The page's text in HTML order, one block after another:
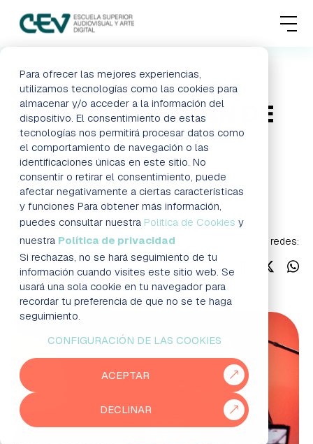
Para ofrecer las mejores experiencias,
utilizamos tecnologías como las cookies para
almacenar y/o acceder a la información del
dispositivo. El consentimiento de estas
tecnologías nos permitirá procesar datos como
el comportamiento de navegación o las
identificaciones únicas en este sitio. No
consentir o retirar el consentimiento, puede
afectar negativamente a ciertas características
y funciones Para obtener más información,
puedes consultar nuestra Política de Cookies y
nuestra Política de privacidad
Si rechazas, no se hará seguimiento de tu
información cuando visites este sitio web. Se
usará una sola cookie en tu navegador para
recordar tu preferencia de que no se te haga
seguimiento.
CONFIGURACIÓN DE LAS COOKIES
ACEPTAR
DECLINAR
MENU
FORMACIONES
ADMISIONES
ACTUALIDAD
ESCUELA
CONTACTO
RESERVAR PLAZA VISITAR ESCUELA
BLOG
EMPRESAS
PARTNERS
931 76 23 43
EJEMPLO DE PLAN DE
RODAJE
EJEMPLO DE PLAN DE RODAJE
Info
Síguenos en redes: